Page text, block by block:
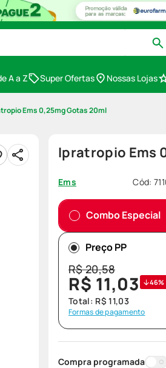
A a Z Super Ofertas Nossas Lojas
Ems 0,25mg Gotas 20ml
Ipratropio Ems
Ems Cód:
Combo Especial
Preço PP
R$20,58
R$ 11,03 46%
Total: R$ 11,03
Formas de pagamento
Compra programada